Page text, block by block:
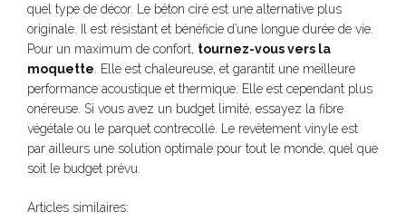
quel type de décor. Le béton ciré est une alternative plus
originale. Il est résistant et bénéficie d’une longue durée de vie.
Pour un maximum de confort, tournez-vous vers la
moquette . Elle est chaleureuse, et garantit une meilleure
performance acoustique et thermique. Elle est cependant plus
onéreuse. Si vous avez un budget limité, essayez la fibre
végétale ou le parquet contrecollé. Le revêtement vinyle est
par ailleurs une solution optimale pour tout le monde, quel que
soit le budget prévu.
Articles similaires: